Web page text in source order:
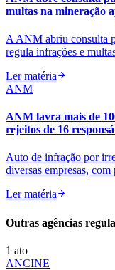
multas na mineração
A ANM abriu consulta
regula infrações e
Ler matéria
ANM
ANM lavra mais de
rejeitos de 16
Auto de infração por
diversas empresas,
Ler matéria
Outras agências
1 ato
ANCINE